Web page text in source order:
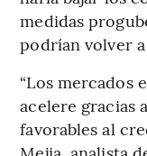
medidas
podrían volver
“Los mercados
acelere gracias
favorables al